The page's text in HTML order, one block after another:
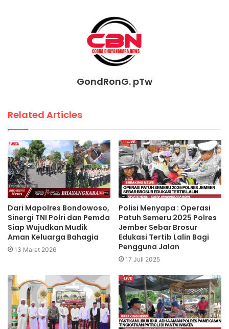
GondRonG. pTw
Related Articles
Dari Mapolres Bondowoso,
Sinergi TNI Polri dan Pemda
Siap Wujudkan Mudik
Aman Keluarga Bahagia
13 Maret 2026
Polisi Menyapa : Operasi
Patuh Semeru 2025 Polres
Jember Sebar Brosur
Edukasi Tertib Lalin Bagi
Pengguna Jalan
17 Juli 2025